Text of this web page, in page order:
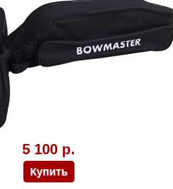
5 100 р.